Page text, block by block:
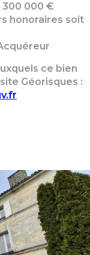
300 000 €
honoraires soit
ce bien
Géorisques :